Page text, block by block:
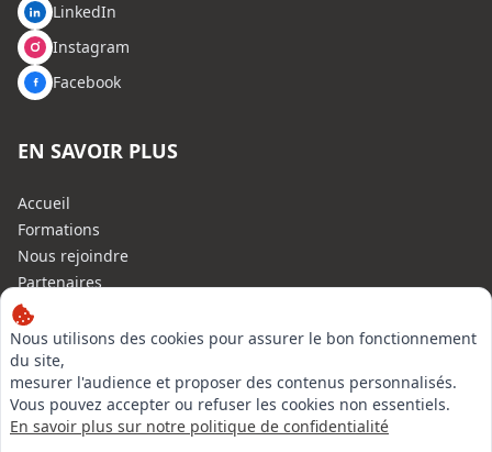
Nous utilisons des cookies pour assurer le bon fonctionnement
du site,
mesurer l'audience et proposer des contenus personnalisés.
Vous pouvez accepter ou refuser les cookies non essentiels.
En savoir plus sur notre politique de confidentialité
LinkedIn
Instagram
Facebook
EN SAVOIR PLUS
Accueil
Formations
Nous rejoindre
Partenaires
Autres missions
Le C.N.E.
Membre IVSC
Logiciel
L’Expert
Tarifs